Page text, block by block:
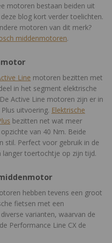
motoren bestaan beiden uit
blog kort verder toelichten.
motoren van dit merk?
middenmotoren.
Line motoren bezitten met
in het segment elektrische
Active Line motoren zijn er in
uitvoering. Elektrische
bezitten net wat meer
van 40 Nm. Beide
stil. Perfect voor gebruik in de
langer toertochtje op zijn tijd.
hebben tevens een groot
fietsen met een
varianten, waarvan de
Performance Line CX de